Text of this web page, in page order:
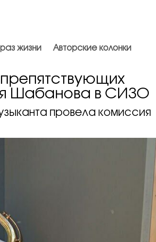
жизни Авторские колонки
Шабанова в СИЗО
провела комиссия